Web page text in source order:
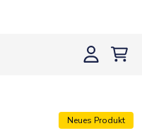
Neues Produkt